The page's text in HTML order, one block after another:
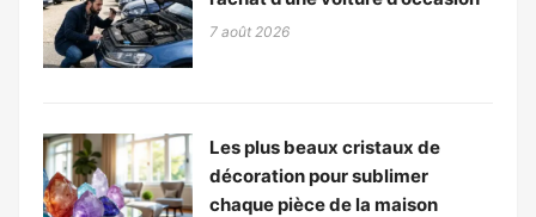
7 août 2026
Les plus beaux cristaux de
décoration pour sublimer
chaque pièce de la maison